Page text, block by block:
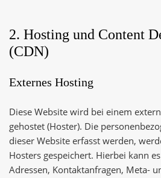
2. Hosting und Content
(CDN)
Externes Hosting
Diese Website wird bei einem
gehostet (Hoster). Die
dieser Website erfasst werden,
Hosters gespeichert. Hierbei kann
Adressen, Kontaktanfragen, Meta-